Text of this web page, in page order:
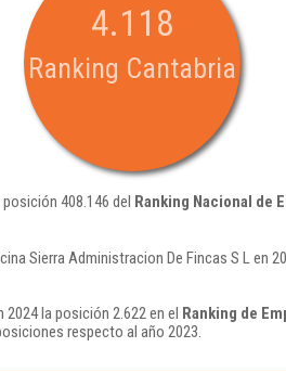
4.118
Ranking Cantabria
408.146 del Ranking Nacional de
Sierra Administracion De Fincas S L en
la posición 2.622 en el Ranking de
respecto al año 2023.